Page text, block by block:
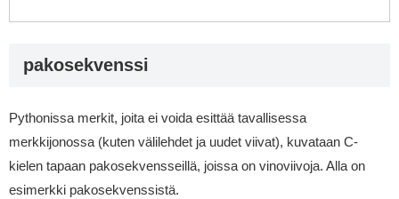
pakosekvenssi
Pythonissa merkit, joita ei voida esittää tavallisessa
merkkijonossa (kuten välilehdet ja uudet viivat), kuvataan C-
kielen tapaan pakosekvensseillä, joissa on vinoviivoja. Alla on
esimerkki pakosekvenssistä.